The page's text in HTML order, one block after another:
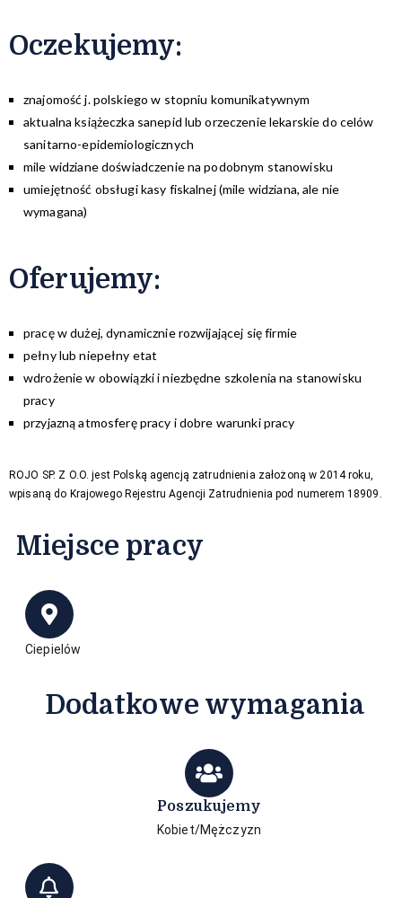
Oczekujemy:
znajomość j. polskiego w stopniu komunikatywnym
aktualna książeczka sanepid lub orzeczenie lekarskie do celów
sanitarno-epidemiologicznych
mile widziane doświadczenie na podobnym stanowisku
umiejętność obsługi kasy fiskalnej (mile widziana, ale nie
wymagana)
Oferujemy:
pracę w dużej, dynamicznie rozwijającej się firmie
pełny lub niepełny etat
wdrożenie w obowiązki i niezbędne szkolenia na stanowisku
pracy
przyjazną atmosferę pracy i dobre warunki pracy
ROJO SP. Z O.O. jest Polską agencją zatrudnienia założoną w 2014 roku,
wpisaną do Krajowego Rejestru Agencji Zatrudnienia pod numerem 18909.
Miejsce pracy
Ciepielów
Dodatkowe wymagania
Poszukujemy
Kobiet/Mężczyzn